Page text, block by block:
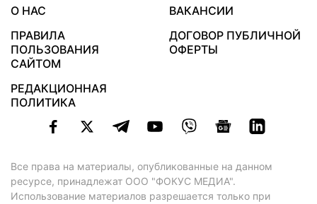
О НАС
ВАКАНСИИ
ПРАВИЛА
ПОЛЬЗОВАНИЯ
САЙТОМ
ДОГОВОР ПУБЛИЧНОЙ
ОФЕРТЫ
РЕДАКЦИОННАЯ
ПОЛИТИКА
Все права на материалы, опубликованные на данном
ресурсе, принадлежат ООО "ФОКУС МЕДИА".
Использование материалов разрешается только при